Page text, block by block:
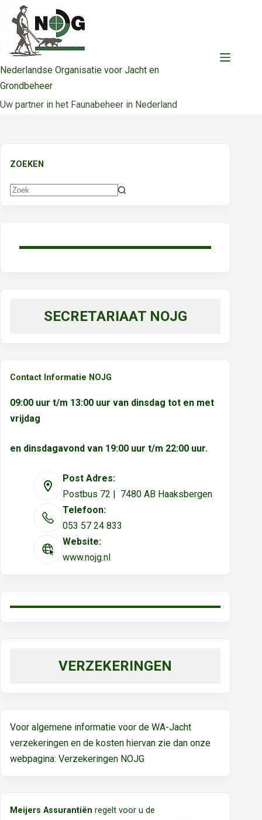
naar
inhoud
Nederlandse Organisatie voor Jacht en
Grondbeheer
Uw partner in het Faunabeheer in Nederland
ZOEKEN
Geen
SECRETARIAAT NOJG
Contact Informatie NOJG
09:00 uur t/m 13:00 uur van dinsdag tot en met
vrijdag
en dinsdagavond van 19:00 uur t/m 22:00 uur.
Post Adres:
Postbus 72 | 7480 AB Haaksbergen
Telefoon:
053 57 24 833
Website:
www.nojg.nl
VERZEKERINGEN
Voor algemene informatie voor de WA-Jacht
verzekeringen en de kosten hiervan zie dan onze
webpagina: Verzekeringen NOJG
Meijers Assurantiën regelt voor u de